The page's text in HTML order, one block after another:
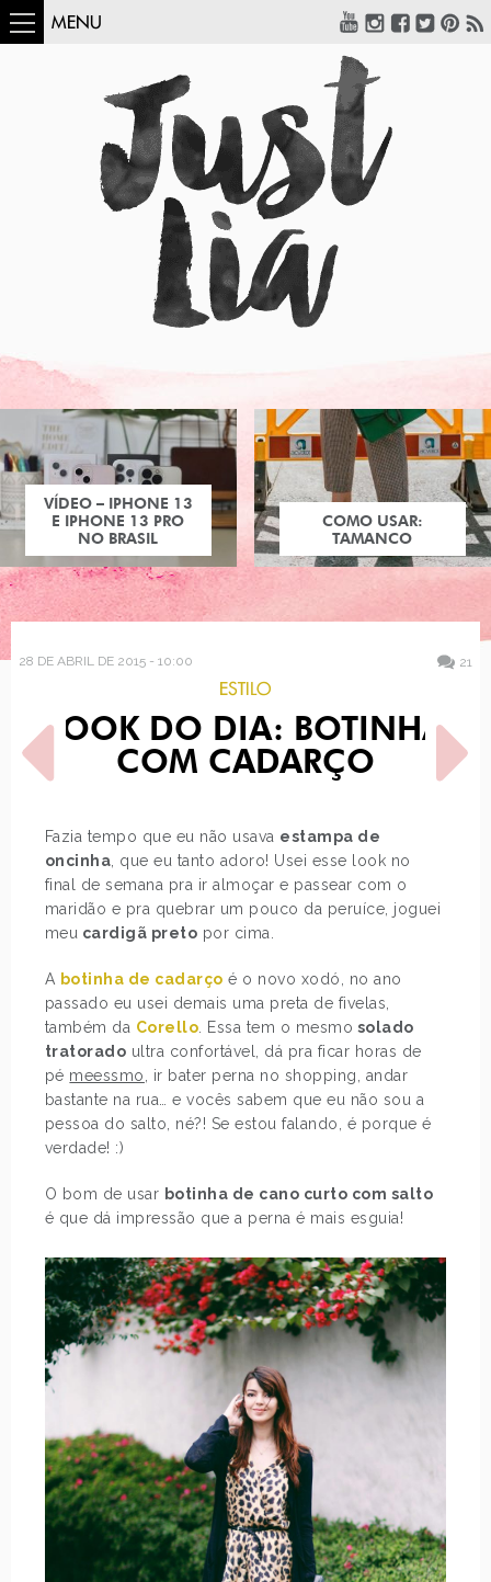
MENU
COMO USAR:
TAMANCO
28 DE ABRIL DE 2015 - 10:00 21
ESTILO
LOOK DO DIA: BOTINHA
COM CADARÇO
Fazia tempo que eu não usava estampa de
oncinha , que eu tanto adoro! Usei esse look no
final de semana pra ir almoçar e passear com o
maridão e pra quebrar um pouco da peruíce, joguei
meu cardigã preto por cima.
A botinha de cadarço é o novo xodó, no ano
passado eu usei demais uma preta de fivelas,
também da Corello . Essa tem o mesmo solado
tratorado ultra confortável, dá pra ficar horas de
pé meessmo
, ir bater perna no shopping, andar
bastante na rua… e vocês sabem que eu não sou a
pessoa do salto, né?! Se estou falando, é porque é
verdade! :)
O bom de usar botinha de cano curto com salto
é que dá impressão que a perna é mais esguia!
POST ANTERIOR
DECORAÇÃO: FILTRO DOS
SONHOS
PRÓXIMO POST
ISTAMBUL - GRAN BAAZAR,
FOUR SEASONS
SULTANAHMET